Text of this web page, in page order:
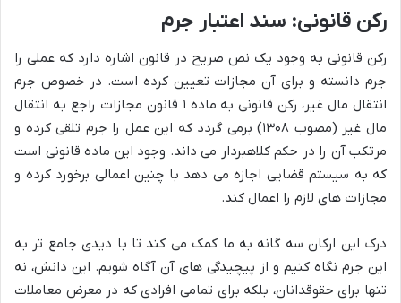
رکن قانونی: سند اعتبار جرم
رکن قانونی به وجود یک نص صریح در قانون اشاره دارد که عملی را
جرم دانسته و برای آن مجازات تعیین کرده است. در خصوص جرم
انتقال مال غیر، رکن قانونی به ماده ۱ قانون مجازات راجع به انتقال
مال غیر (مصوب ۱۳۰۸) برمی گردد که این عمل را جرم تلقی کرده و
مرتکب آن را در حکم کلاهبردار می داند. وجود این ماده قانونی است
که به سیستم قضایی اجازه می دهد با چنین اعمالی برخورد کرده و
مجازات های لازم را اعمال کند.
درک این ارکان سه گانه به ما کمک می کند تا با دیدی جامع تر به
این جرم نگاه کنیم و از پیچیدگی های آن آگاه شویم. این دانش، نه
تنها برای حقوقدانان، بلکه برای تمامی افرادی که در معرض معاملات